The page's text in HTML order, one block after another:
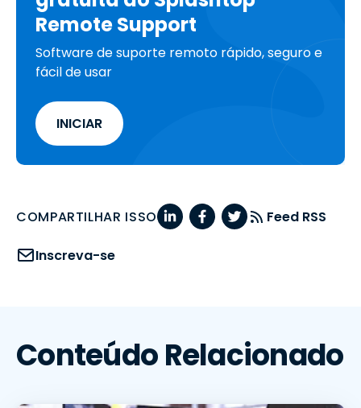
Remote Support
Software de suporte remoto rápido, seguro e
fácil de usar
INICIAR
COMPARTILHAR ISSO Feed RSS
Inscreva-se
Conteúdo Relacionado